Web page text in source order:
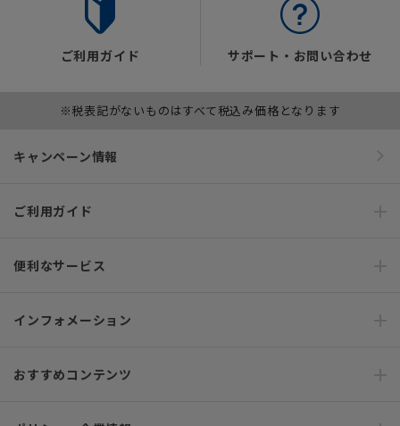
ご利用ガイド サポート・お問い合わせ
※税表記がないものはすべて税込み価格となります
キャンペーン情報
ご利用ガイド
便利なサービス
インフォメーション
おすすめコンテンツ